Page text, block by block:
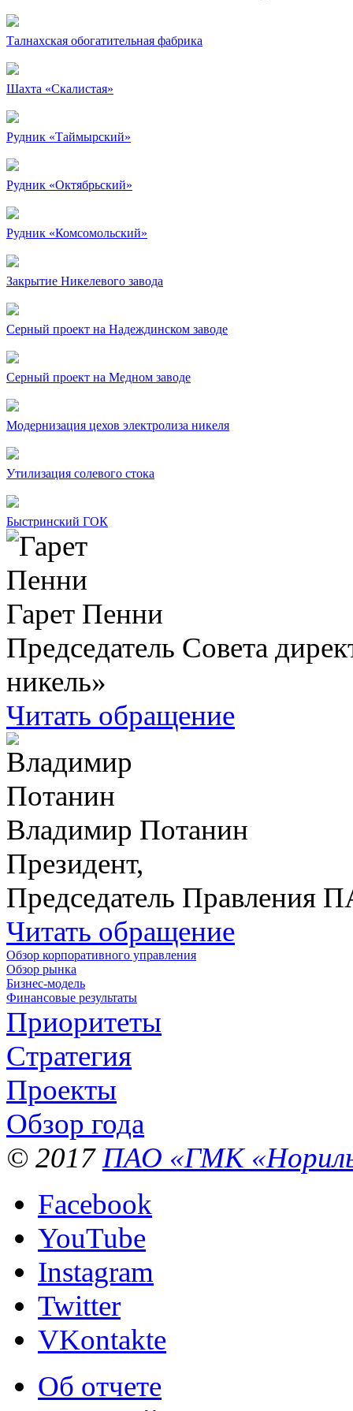
Талнахская обогатительная фабрика
Шахта «Скалистая»
Рудник «Таймырский»
Рудник «Октябрьский»
Рудник «Комсомольский»
Закрытие Никелевого завода
Серный проект на Надеждинском заводе
Серный проект на Медном заводе
Модернизация цехов электролиза никеля
Утилизация солевого стока
Быстринский ГОК
Гарет Пенни
Председатель Совета
никель»
Читать обращение
Владимир Потанин
Президент,
Председатель Правления
Читать обращение
Обзор корпоративного управления
Обзор рынка
Бизнес-модель
Финансовые результаты
Приоритеты
Стратегия
Проекты
Обзор года
© 2017 ПАО «ГМК
Facebook
YouTube
Instagram
Twitter
VKontakte
Об отчете